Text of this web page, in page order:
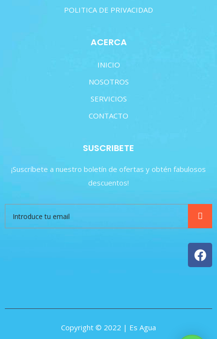
POLITICA DE PRIVACIDAD
ACERCA
INICIO
NOSOTROS
SERVICIOS
CONTACTO
SUSCRIBETE
¡Suscríbete a nuestro boletín de ofertas y obtén fabulosos
descuentos!
Copyright © 2022 | Es Agua